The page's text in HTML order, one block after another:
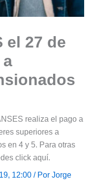
el 27 de
realiza el pago a
superiores a
en 4 y 5. Para otras
click aquí.
12:00 / Por Jorge